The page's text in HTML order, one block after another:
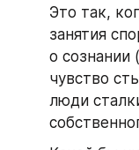
Это так,
занятия
о сознании
чувство
люди